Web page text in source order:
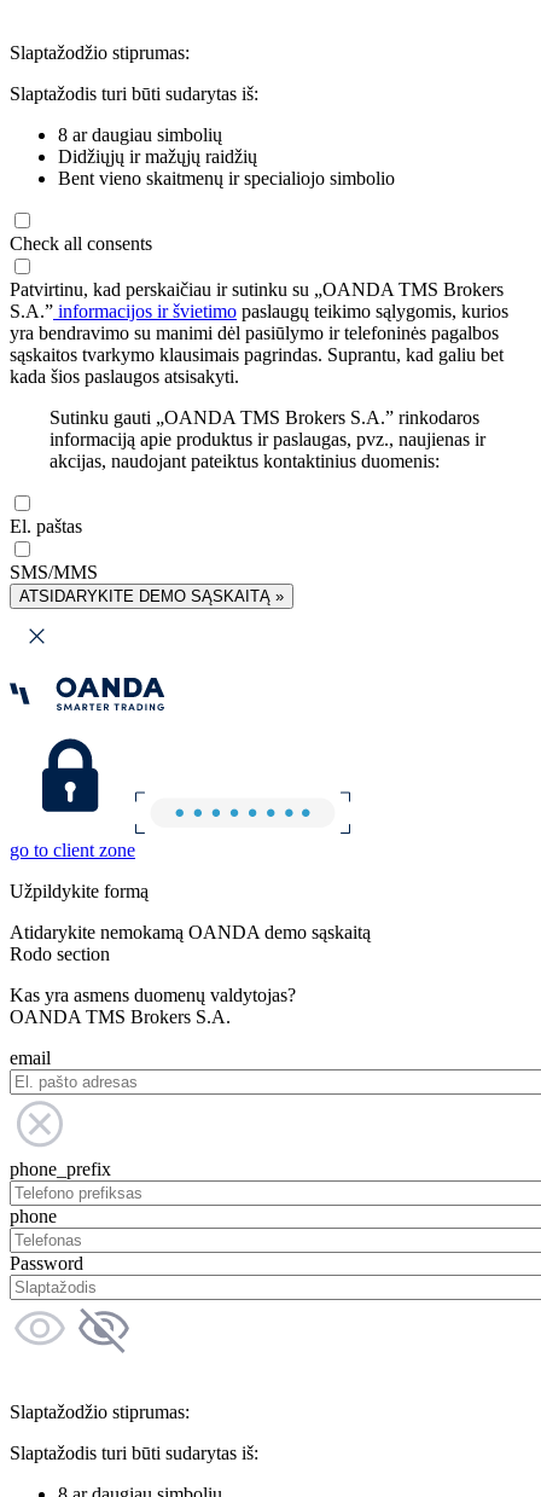
Slaptažodžio stiprumas:
Slaptažodis turi būti sudarytas iš:
8 ar daugiau simbolių
Didžiųjų ir mažųjų raidžių
Bent vieno skaitmenų ir specialiojo simbolio
Check all consents
Patvirtinu, kad perskaičiau ir sutinku su „OANDA TMS Brokers
S.A.” informacijos ir švietimo paslaugų teikimo sąlygomis, kurios
yra bendravimo su manimi dėl pasiūlymo ir telefoninės pagalbos
sąskaitos tvarkymo klausimais pagrindas. Suprantu, kad galiu bet
kada šios paslaugos atsisakyti.
Sutinku gauti „OANDA TMS Brokers S.A.” rinkodaros
informaciją apie produktus ir paslaugas, pvz., naujienas ir
akcijas, naudojant pateiktus kontaktinius duomenis:
El. paštas
SMS/MMS
ATSIDARYKITE DEMO SĄSKAITĄ »
go to client zone
Užpildykite formą
Atidarykite nemokamą OANDA demo sąskaitą
Rodo section
Kas yra asmens duomenų valdytojas?
OANDA TMS Brokers S.A.
email
phone_prefix
phone
Password
Slaptažodžio stiprumas:
Slaptažodis turi būti sudarytas iš: